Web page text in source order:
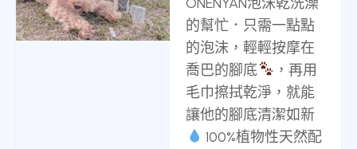
的幫忙．只需一點點
的泡沫，輕輕按摩在
喬巴的腳底
，再用
毛巾擦拭乾淨，就能
讓他的腳底清潔如新
100%植物性天然配